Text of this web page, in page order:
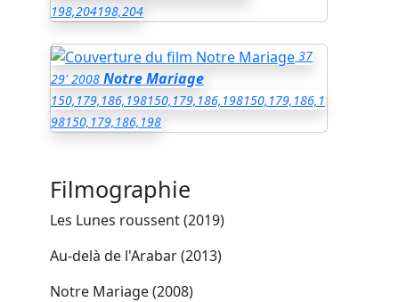
198,204198,204
37
29' 2008 Notre Mariage
150,179,186,198150,179,186,198150,179,186,1
98150,179,186,198
Filmographie
Les Lunes roussent (2019)
Au-delà de l'Arabar (2013)
Notre Mariage (2008)